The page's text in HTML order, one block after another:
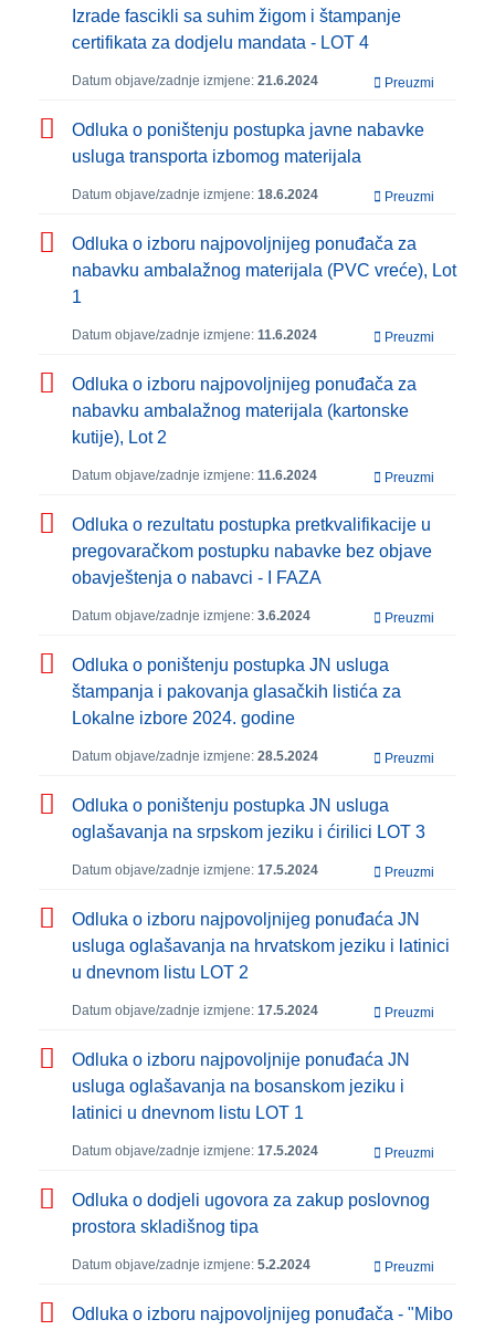
Izrade fascikli sa suhim žigom i štampanje
certifikata za dodjelu mandata - LOT 4
Datum objave/zadnje izmjene: 21.6.2024 Preuzmi
Odluka o poništenju postupka javne nabavke
usluga transporta izbomog materijala
Datum objave/zadnje izmjene: 18.6.2024 Preuzmi
Odluka o izboru najpovoljnijeg ponuđača za
nabavku ambalažnog materijala (PVC vreće), Lot
1
Datum objave/zadnje izmjene: 11.6.2024 Preuzmi
Odluka o izboru najpovoljnijeg ponuđača za
nabavku ambalažnog materijala (kartonske
kutije), Lot 2
Datum objave/zadnje izmjene: 11.6.2024 Preuzmi
Odluka o rezultatu postupka pretkvalifikacije u
pregovaračkom postupku nabavke bez objave
obavještenja o nabavci - I FAZA
Datum objave/zadnje izmjene: 3.6.2024 Preuzmi
Odluka o poništenju postupka JN usluga
štampanja i pakovanja glasačkih listića za
Lokalne izbore 2024. godine
Datum objave/zadnje izmjene: 28.5.2024 Preuzmi
Odluka o poništenju postupka JN usluga
oglašavanja na srpskom jeziku i ćirilici LOT 3
Datum objave/zadnje izmjene: 17.5.2024 Preuzmi
Odluka o izboru najpovoljnijeg ponuđaća JN
usluga oglašavanja na hrvatskom jeziku i latinici
u dnevnom listu LOT 2
Datum objave/zadnje izmjene: 17.5.2024 Preuzmi
Odluka o izboru najpovoljnije ponuđaća JN
usluga oglašavanja na bosanskom jeziku i
latinici u dnevnom listu LOT 1
Datum objave/zadnje izmjene: 17.5.2024 Preuzmi
Odluka o dodjeli ugovora za zakup poslovnog
prostora skladišnog tipa
Datum objave/zadnje izmjene: 5.2.2024 Preuzmi
Odluka o izboru najpovoljnijeg ponuđača - "Mibo